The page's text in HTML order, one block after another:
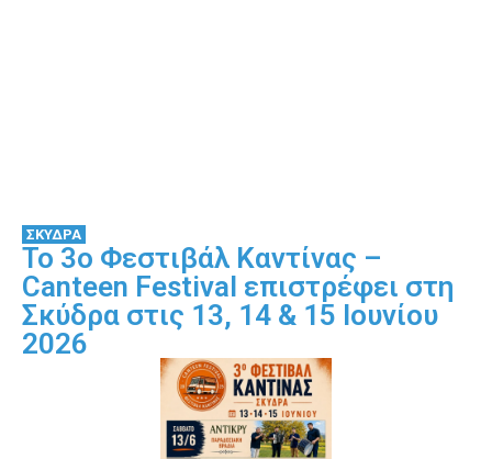
ΣΚΥΔΡΑ
Το 3ο Φεστιβάλ Καντίνας –
Canteen Festival επιστρέφει στη
Σκύδρα στις 13, 14 & 15 Ιουνίου
2026